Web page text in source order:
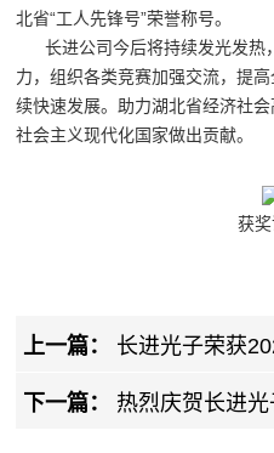
北省“工人先锋号”荣誉称号。
长进公司今后将持续发光发热
力，组织各类竞赛加强交流，提
续快速发展。助力湖北省经济社
社会主义现代化国家做出贡献。
获
上一篇：
长进光子荣获
下一篇：
热烈庆贺长进